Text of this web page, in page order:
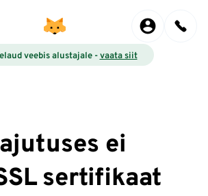
veebis alustajale -vaata siit
ei
sertifikaat